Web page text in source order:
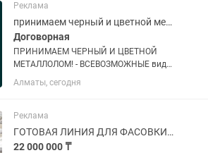
Реклама
принимаем черный и цветной металлолом!
Договорная
ПРИНИМАЕМ ЧЕРНЫЙ И ЦВЕТНОЙ
МЕТАЛЛОЛОМ! - ВСЕВОЗМОЖНЫЕ виды
металла: аккумуляторы, радиаторы,
холодильники, газ плиты, стиральные
болгарка, резак и другие
инструменты...
Алматы, сегодня
Реклама
ГОТОВАЯ ЛИНИЯ ДЛЯ ФАСОВКИ СЫПУЧИХ ПРОДУКТОВ
22 000 000 ₸